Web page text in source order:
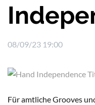
08/09/23 19:00
Für amtliche Grooves